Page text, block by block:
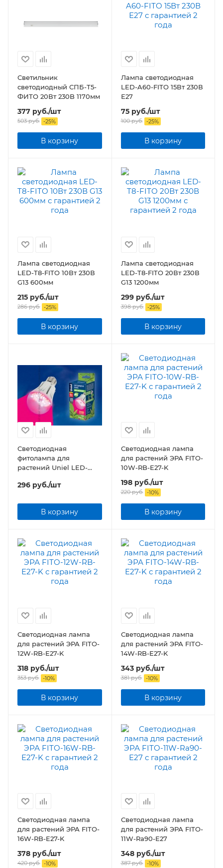
Светильник
светодиодный СПБ-Т5-
ФИТО 20Вт 230B 1170мм
377 руб./шт
503руб. -25%
В корзину
Лампа светодиодная
LED-A60-FITO 15Вт 230В
Е27
75руб./шт
100руб. -25%
В корзину
Лампа светодиодная
LED-T8-FITO 10Вт 230В
G13 600мм
215 руб./шт
286руб. -25%
В корзину
Лампа светодиодная
LED-T8-FITO 20Вт 230В
G13 1200мм
299руб./шт
398руб. -25%
В корзину
Светодиодная
фитолампа для
растений Uniel LED-
ALM01WH
296 руб./шт
В корзину
Светодиодная лампа
для растений ЭРА FITO-
10W-RB-E27-K
198руб./шт
220руб. -10%
В корзину
Светодиодная лампа
для растений ЭРА FITO-
12W-RB-E27-K
318 руб./шт
353руб. -10%
В корзину
Светодиодная лампа
для растений ЭРА FITO-
14W-RB-E27-K
343руб./шт
381руб. -10%
В корзину
Светодиодная лампа
для растений ЭРА FITO-
16W-RB-E27-K
378 руб./шт
420руб. -10%
Светодиодная лампа
для растений ЭРА FITO-
11W-Ra90-E27
348руб./шт
387руб. -10%